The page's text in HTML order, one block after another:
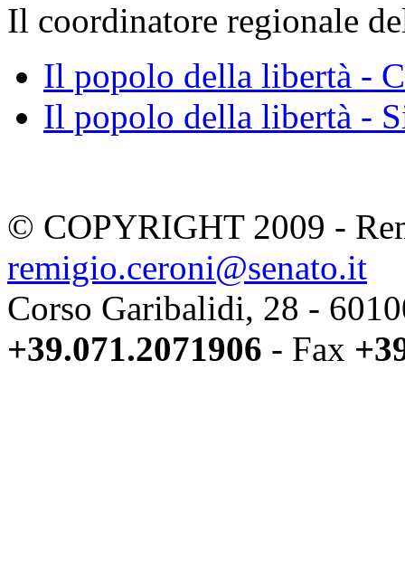
Il coordinatore regionale
Il popolo della libertà -
Il popolo della libertà -
© COPYRIGHT 2009 -
remigio.ceroni@senato.it
Corso Garibalidi, 28 -
+39.071.2071906 - Fax